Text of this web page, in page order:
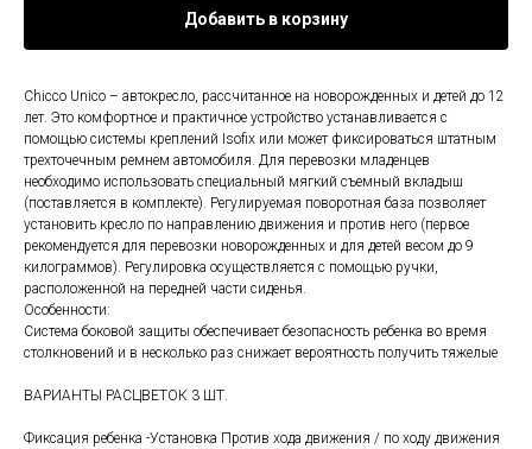
Добавить в корзину
Chicco Unico – автокресло, рассчитанное на новорожденных и детей до 12
лет. Это комфортное и практичное устройство устанавливается с
помощью системы креплений Isofix или может фиксироваться штатным
трехточечным ремнем автомобиля. Для перевозки младенцев
необходимо использовать специальный мягкий съемный вкладыш
(поставляется в комплекте). Регулируемая поворотная база позволяет
установить кресло по направлению движения и против него (первое
рекомендуется для перевозки новорожденных и для детей весом до 9
килограммов). Регулировка осуществляется с помощью ручки,
расположенной на передней части сиденья.
Особенности:
Система боковой защиты обеспечивает безопасность ребенка во время
столкновений и в несколько раз снижает вероятность получить тяжелые
ВАРИАНТЫ РАСЦВЕТОК 3 ШТ.
Фиксация ребенка -Установка Против хода движения / по ходу движения